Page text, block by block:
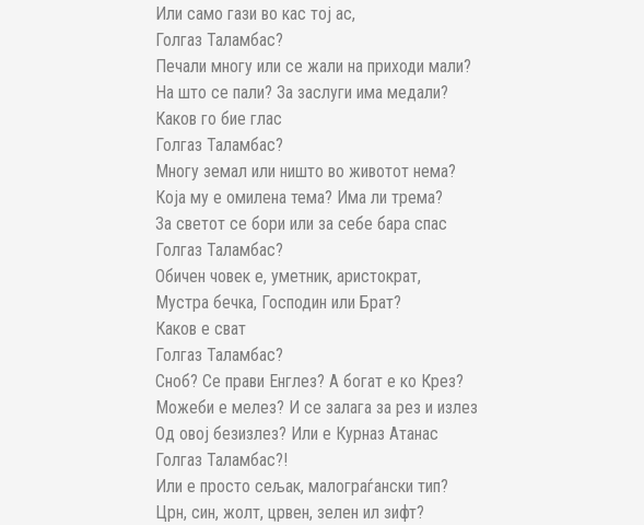
Или само гази во кас тој ас,
Голгаз Таламбас?
Печали многу или се жали на приходи мали?
На што се пали? За заслуги има медали?
Каков го бие глас
Голгаз Таламбас?
Многу земал или ништо во животот нема?
Која му е омилена тема? Има ли трема?
За светот се бори или за себе бара спас
Голгаз Таламбас?
Обичен човек е, уметник, аристократ,
Мустра бечка, Господин или Брат?
Каков е сват
Голгаз Таламбас?
Сноб? Се прави Енглез? А богат е ко Крез?
Можеби е мелез? И се залага за рез и излез
Од овој безизлез? Или е Курназ Атанас
Голгаз Таламбас?!
Или е просто сељак, малограѓански тип?
Црн, син, жолт, црвен, зелен ил зифт?